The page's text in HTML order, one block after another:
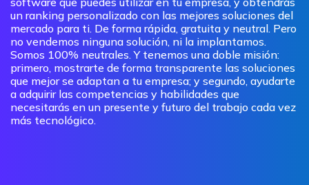
un ranking personalizado con las mejores soluciones del
mercado para ti. De forma rápida, gratuita y neutral. Pero
no vendemos ninguna solución, ni la implantamos.
Somos 100% neutrales. Y tenemos una doble misión:
primero, mostrarte de forma transparente las soluciones
que mejor se adaptan a tu empresa; y segundo, ayudarte
a adquirir las competencias y habilidades que
necesitarás en un presente y futuro del trabajo cada vez
más tecnológico.